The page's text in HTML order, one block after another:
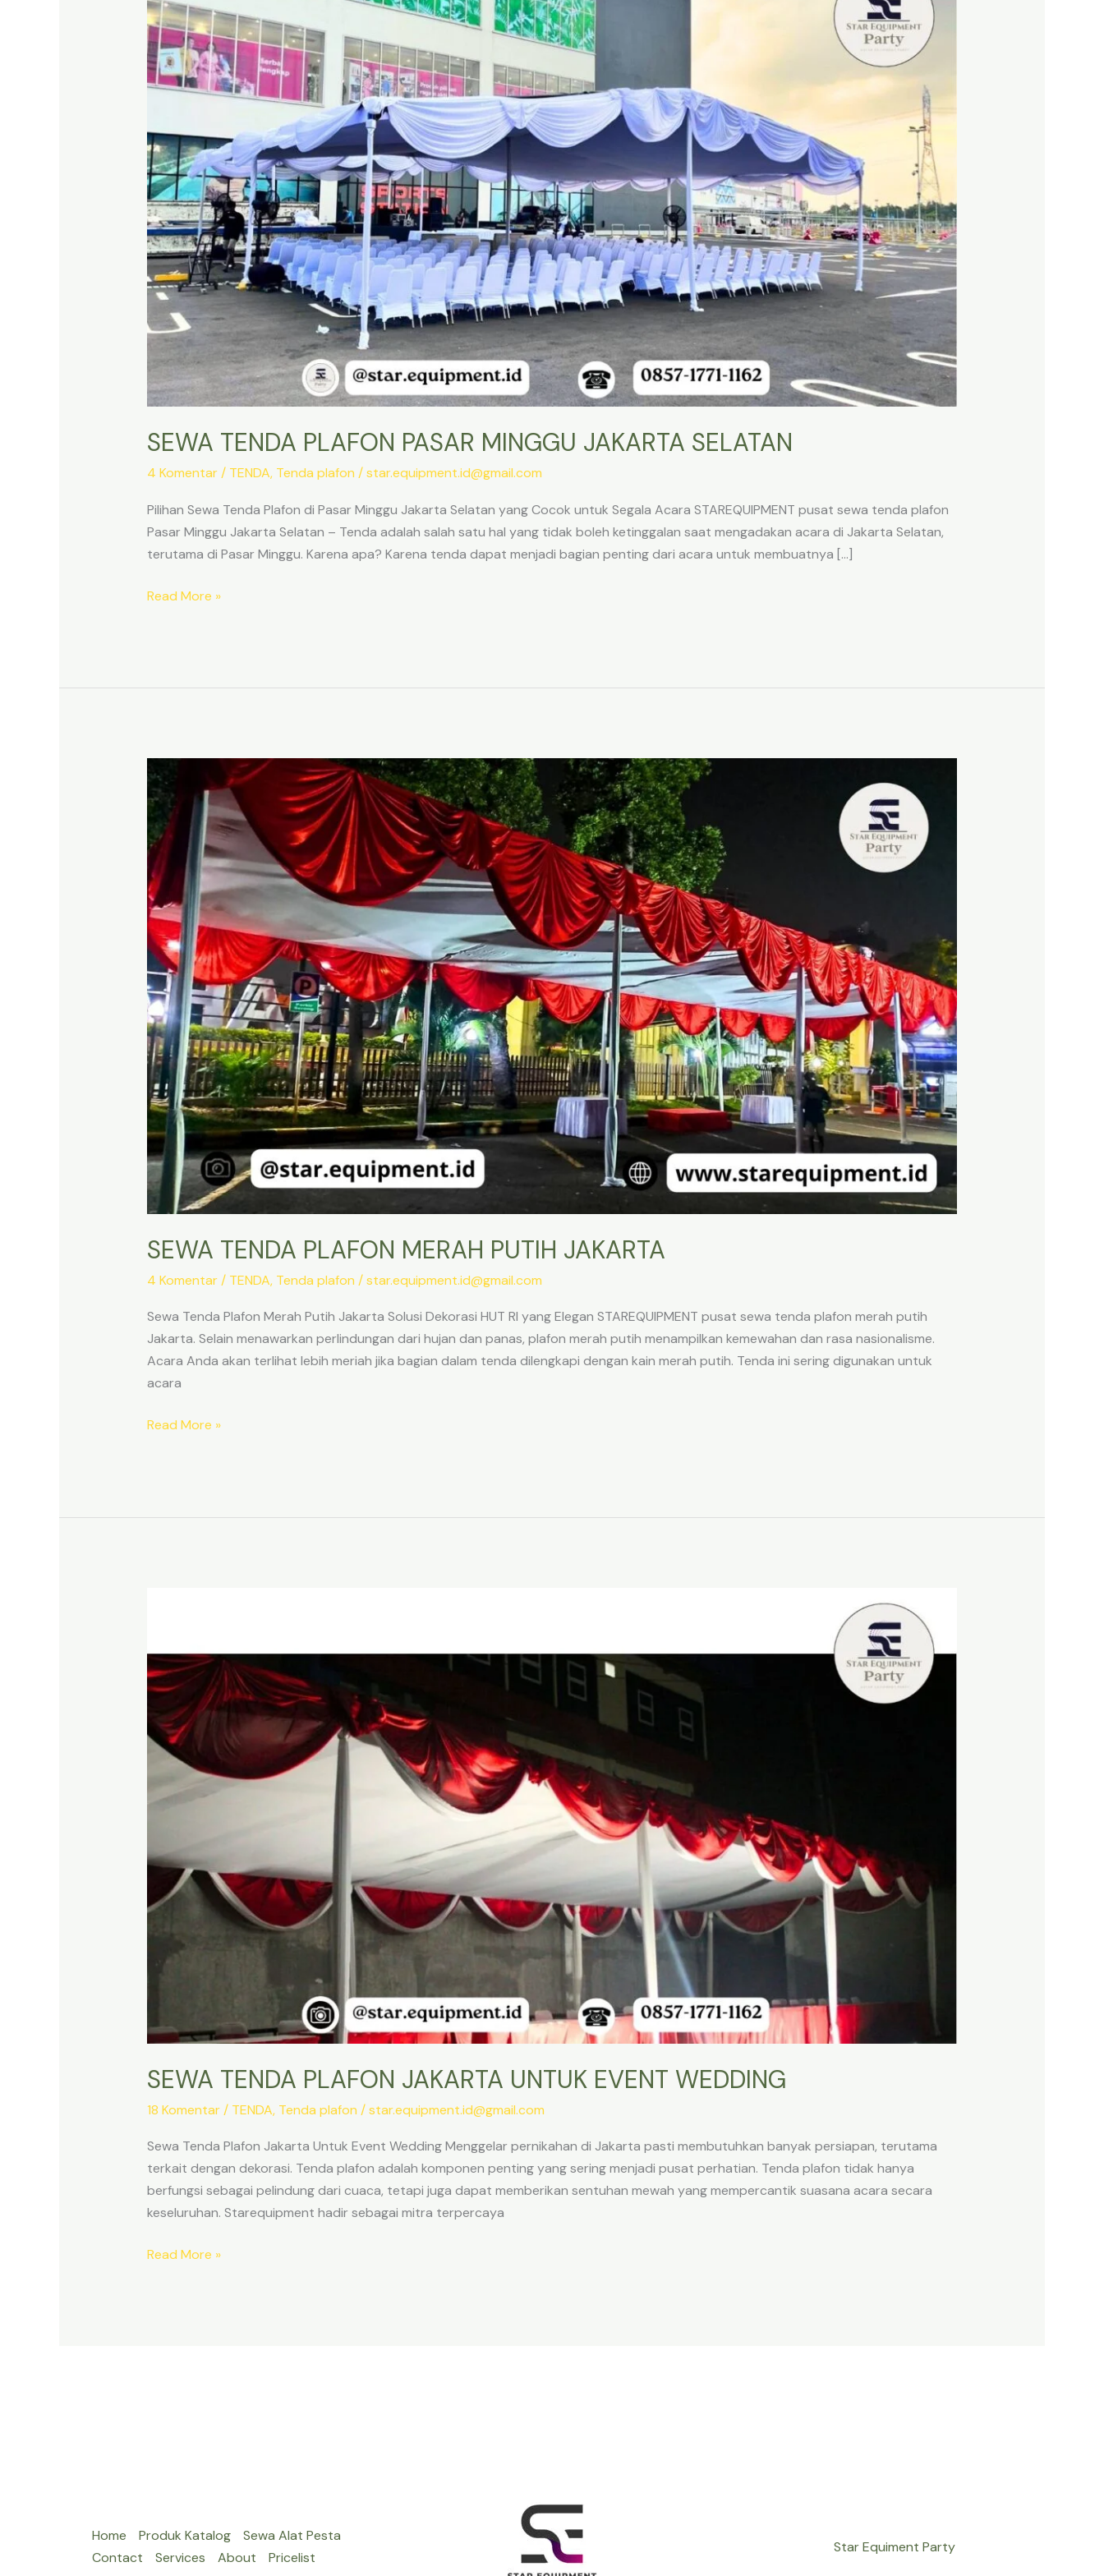
SEWA TENDA PLAFON PASAR MINGGU JAKARTA SELATAN
4 Komentar / TENDA, Tenda plafon /star.equipment.id@gmail.com
Pilihan Sewa Tenda Plafon di Pasar Minggu Jakarta Selatan yang Cocok untuk Segala Acara STAREQUIPMENT pusat sewa tenda plafon
Pasar Minggu Jakarta Selatan – Tenda adalah salah satu hal yang tidak boleh ketinggalan saat mengadakan acara di Jakarta Selatan,
terutama di Pasar Minggu. Karena apa? Karena tenda dapat menjadi bagian penting dari acara untuk membuatnya […]
SEWA
MINGGU
Read More »
SEWA TENDA PLAFON MERAH PUTIH JAKARTA
4 Komentar / TENDA, Tenda plafon /star.equipment.id@gmail.com
Sewa Tenda Plafon Merah Putih Jakarta Solusi Dekorasi HUT RI yang Elegan STAREQUIPMENT pusat sewa tenda plafon merah putih
Jakarta. Selain menawarkan perlindungan dari hujan dan panas, plafon merah putih menampilkan kemewahan dan rasa nasionalisme.
Acara Anda akan terlihat lebih meriah jika bagian dalam tenda dilengkapi dengan kain merah putih. Tenda ini sering digunakan untuk
acara
SEWA
PUTIH
Read More »
SEWA TENDA PLAFON JAKARTA UNTUK EVENT WEDDING
18 Komentar / TENDA, Tenda plafon /star.equipment.id@gmail.com
Sewa Tenda Plafon Jakarta Untuk Event Wedding Menggelar pernikahan di Jakarta pasti membutuhkan banyak persiapan, terutama
terkait dengan dekorasi. Tenda plafon adalah komponen penting yang sering menjadi pusat perhatian. Tenda plafon tidak hanya
berfungsi sebagai pelindung dari cuaca, tetapi juga dapat memberikan sentuhan mewah yang mempercantik suasana acara secara
keseluruhan. Starequipment hadir sebagai mitra terpercaya
SEWA
Read More »
Home Produk Katalog
Sewa Alat Pesta
Contact
Services About Pricelist
Star Equiment Party